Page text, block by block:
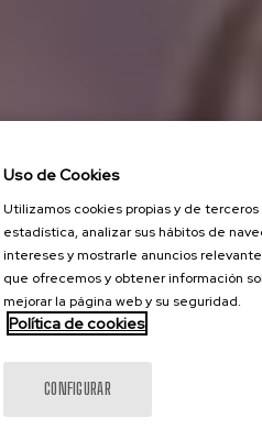
Uso de Cookies
Utilizamos cookies propias y de
estadística, analizar sus hábitos de
intereses y mostrarle anuncios
que ofrecemos y obtener información
mejorar la página web y su seguridad.
Política de cookies
CONFIGURAR